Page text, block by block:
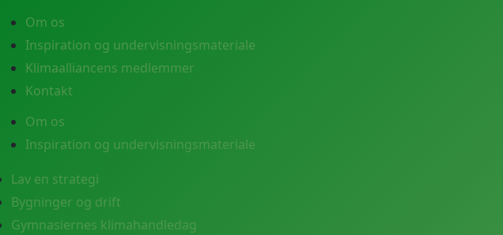
Om os
Inspiration og undervisningsmateriale
Klimaalliancens medlemmer
Kontakt
Om os
Inspiration og undervisningsmateriale
Lav en strategi
Bygninger og drift
Gymnasiernes klimahandledag